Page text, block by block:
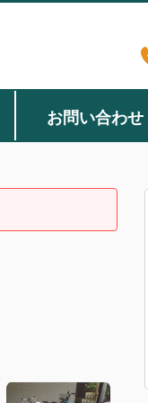
お問い合わせ